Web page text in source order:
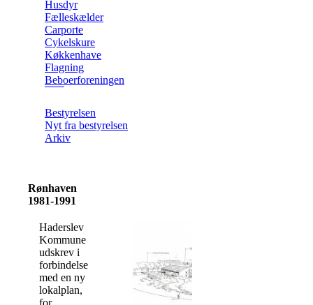
Husdyr
Fælleskælder
Carporte
Cykelskure
Køkkenhave
Flagning
Beboerforeningen
Bestyrelsen
Nyt fra bestyrelsen
Arkiv
Rønhaven
1981-1991
Haderslev
Kommune
udskrev i
forbindelse
med en ny
lokalplan,
for